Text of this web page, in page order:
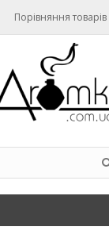
Порівняння товарів